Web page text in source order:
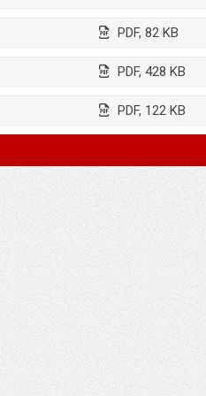
PDF, 82 KB
PDF, 428 KB
PDF, 122 KB